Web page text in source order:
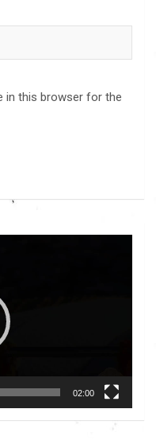
in this browser for the
02:00